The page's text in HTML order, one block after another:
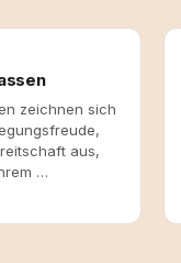
zeichnen sich
aus,
…